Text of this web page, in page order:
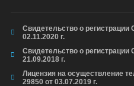
Свидетельство о
02.11.2020 г.
Свидетельство о
21.09.2018 г.
Лицензия на осуществление
29850 от 03.07.2019 г.